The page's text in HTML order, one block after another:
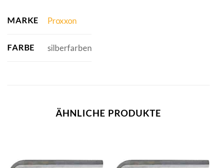
MARKE Proxxon
FARBE silberfarben
ÄHNLICHE PRODUKTE